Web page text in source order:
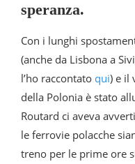
speranza.
Con i lunghi
(anche da Lisbona a
l’ho raccontato qui) e il
della Polonia è stato
Routard ci aveva
le ferrovie polacche
treno per le prime ore